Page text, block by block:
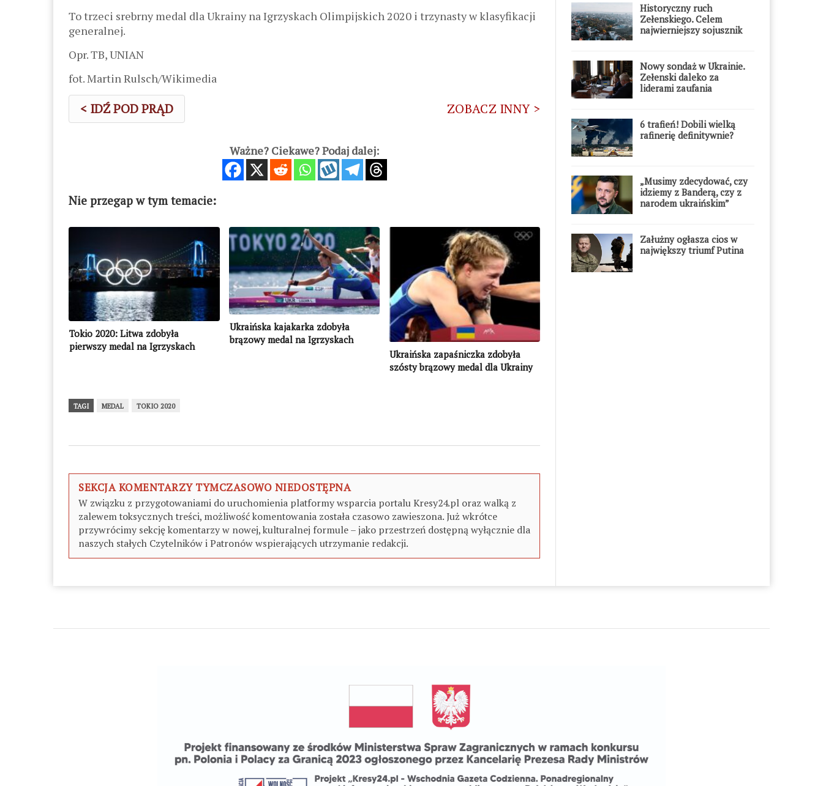
To trzeci srebrny medal dla Ukrainy na Igrzyskach Olimpijskich 2020 i trzynasty w klasyfikacji
generalnej.
Opr. TB, UNIAN
fot. Martin Rulsch/Wikimedia
< IDŹ POD PRĄD ZOBACZ INNY >
Ważne? Ciekawe? Podaj dalej:
Nie przegap w tym temacie:
Tokio 2020: Litwa zdobyła
pierwszy medal na Igrzyskach
Ukraińska kajakarka zdobyła
brązowy medal na Igrzyskach
Ukraińska zapaśniczka zdobyła
szósty brązowy medal dla Ukrainy
TAGI MEDAL TOKIO 2020
SEKCJA KOMENTARZY TYMCZASOWO NIEDOSTĘPNA
W związku z przygotowaniami do uruchomienia platformy wsparcia portalu Kresy24.pl oraz walką z
zalewem toksycznych treści, możliwość komentowania została czasowo zawieszona. Już wkrótce
przywrócimy sekcję komentarzy w nowej, kulturalnej formule – jako przestrzeń dostępną wyłącznie dla
naszych stałych Czytelników i Patronów wspierających utrzymanie redakcji.
Historyczny ruch
Zełenskiego. Celem
najwierniejszy sojusznik
Nowy sondaż w Ukrainie.
Zełenski daleko za
liderami zaufania
6 trafień! Dobili wielką
rafinerię definitywnie?
„Musimy zdecydować, czy
idziemy z Banderą, czy z
narodem ukraińskim”
Załużny ogłasza cios w
największy triumf Putina